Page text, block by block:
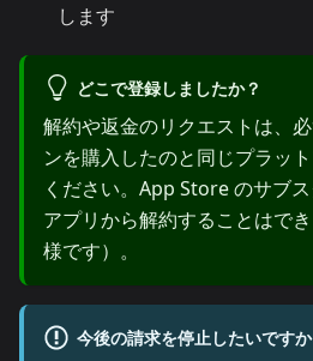
します
どこで登録しましたか？
解約や返金のリクエストは、
ンを購入したのと同じプラッ
ください。App Store のサブ
アプリから解約することはで
様です）。
今後の請求を停止したいですか